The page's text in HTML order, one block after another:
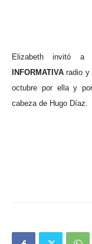
Elizabeth invitó
INFORMATIVA radio y
octubre por ella y
cabeza de Hugo Díaz.